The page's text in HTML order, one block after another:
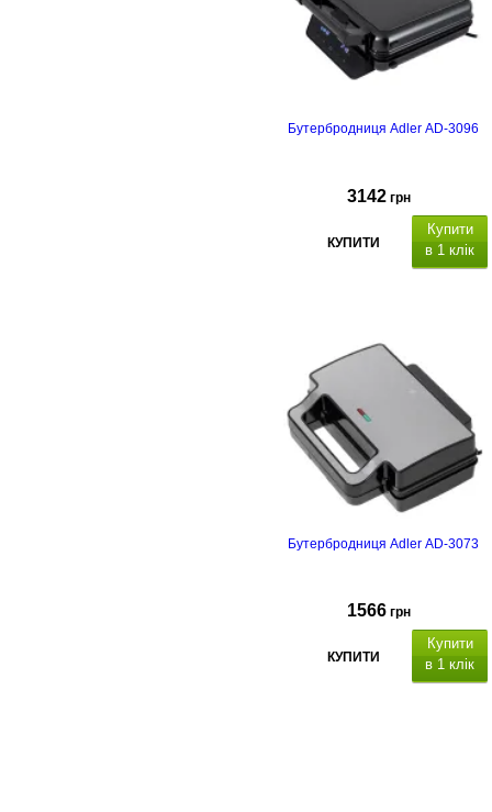
Бутербродниця Adler AD-3096
3142 грн
КУПИТИ
Купити
в 1 клік
Бутербродниця Adler AD-3073
1566 грн
КУПИТИ
Купити
в 1 клік